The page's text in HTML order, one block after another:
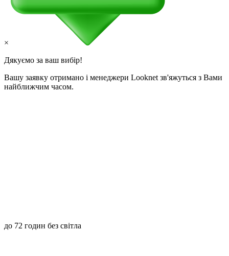
×
Дякуємо за ваш вибір!
Вашу заявку отримано і менеджери Looknet зв'яжуться з Вами
найближчим часом.
до 72 годин без світла